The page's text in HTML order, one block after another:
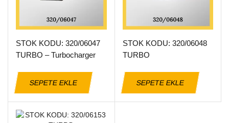
STOK KODU: 320/06047
TURBO – Turbocharger
SEPETE EKLE
STOK KODU: 320/06048
TURBO
SEPETE EKLE